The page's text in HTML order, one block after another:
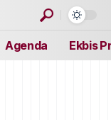
Agenda Ekbis